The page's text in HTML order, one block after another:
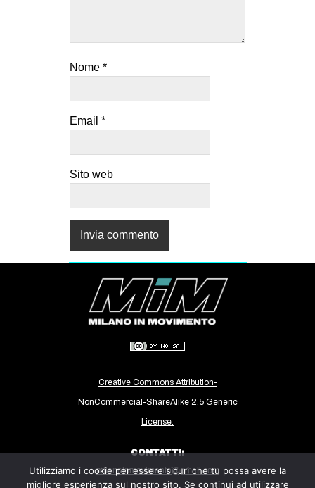
Nome *
Email *
Sito web
Creative Commons Attribution-
NonCommercial-ShareAlike 2.5 Generic
License.
CONTATTI:
milanoinmovimento@gmail.com
Utilizziamo i cookie per essere sicuri che tu possa avere la
migliore esperienza sul nostro sito. Se continui ad utilizzare